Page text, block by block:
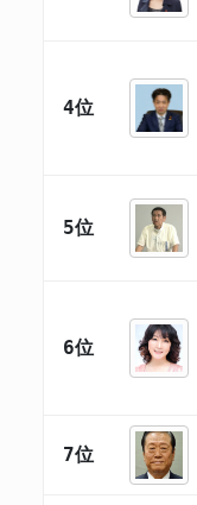
4位
5位
6位
7位